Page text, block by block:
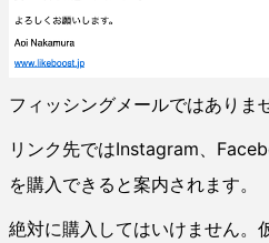
フィッシングメールではありま
リンク先ではInstagram、
を購入できると案内されます。
絶対に購入してはいけません。